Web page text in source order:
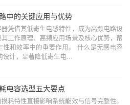
中的关键应用与优势
凭借其低寄生电感特性，成为高频电路设
工作原理、高频应用场景及核心优势，帮
性和效率中的重要作用。 什么是无感电容
计，显著降低寄生电...
电容选型五大要点
耗特性直接影响系统能效与信号完整性。